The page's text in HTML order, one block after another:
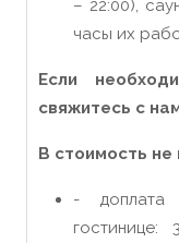
– 22:00),
часы их
Если
свяжитесь с
В стоимость не
- доплата